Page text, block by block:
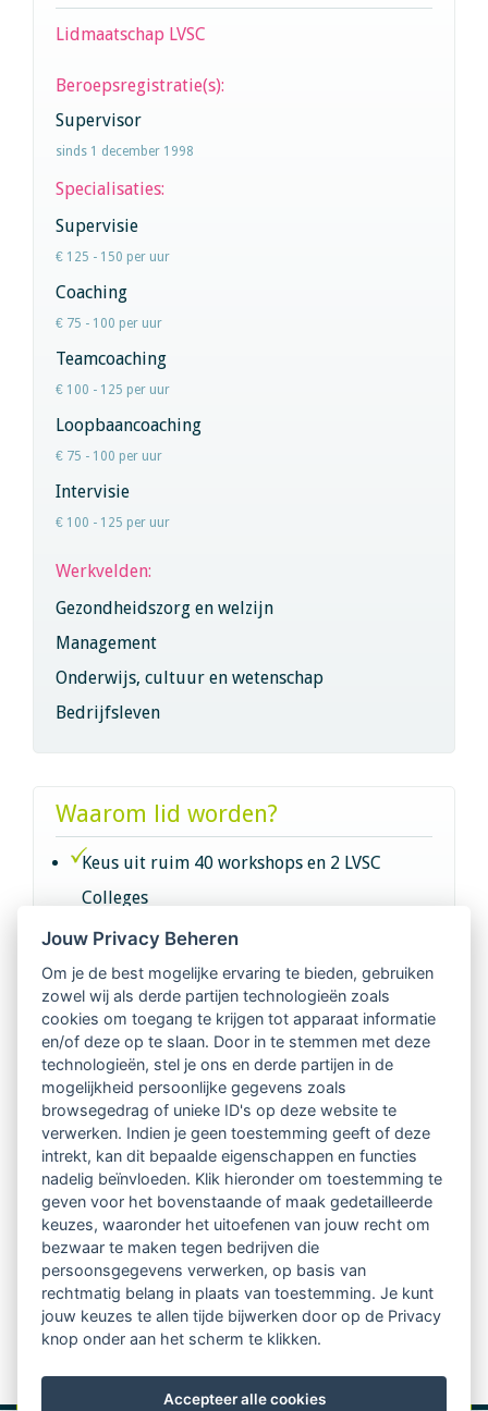
Lidmaatschap LVSC
Beroepsregistratie(s):
Supervisor
sinds 1 december 1998
Specialisaties:
Supervisie
€ 125 - 150 per uur
Coaching
€ 75 - 100 per uur
Teamcoaching
€ 100 - 125 per uur
Loopbaancoaching
€ 75 - 100 per uur
Intervisie
€ 100 - 125 per uur
Werkvelden:
Gezondheidszorg en welzijn
Management
Onderwijs, cultuur en wetenschap
Bedrijfsleven
Waarom lid worden?
Keus uit ruim 40 workshops en 2 LVSC
Colleges
Intervisie met geregistreerde vakgenoten
Netwerk van 2100 professionals in 14
regio's
Vindbaar voor opdrachtgevers
Tijdschrift voor
Begeleidingskunde & kennisbank
Beroepsregistratie (LVSC keurmerk)
Lid worden van LVSC
Jouw Privacy Beheren
Om je de best mogelijke ervaring te bieden, gebruiken
zowel wij als derde partijen technologieën zoals
cookies om toegang te krijgen tot apparaat informatie
en/of deze op te slaan. Door in te stemmen met deze
technologieën, stel je ons en derde partijen in de
mogelijkheid persoonlijke gegevens zoals
browsegedrag of unieke ID's op deze website te
verwerken. Indien je geen toestemming geeft of deze
intrekt, kan dit bepaalde eigenschappen en functies
nadelig beïnvloeden. Klik hieronder om toestemming te
geven voor het bovenstaande of maak gedetailleerde
keuzes, waaronder het uitoefenen van jouw recht om
bezwaar te maken tegen bedrijven die
persoonsgegevens verwerken, op basis van
rechtmatig belang in plaats van toestemming. Je kunt
jouw keuzes te allen tijde bijwerken door op de Privacy
knop onder aan het scherm te klikken.
Accepteer alle cookies